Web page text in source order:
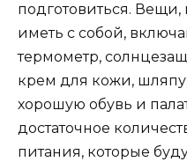
подготовиться.
иметь с собой,
термометр,
крем для кожи,
хорошую обувь и
достаточное
питания, которые